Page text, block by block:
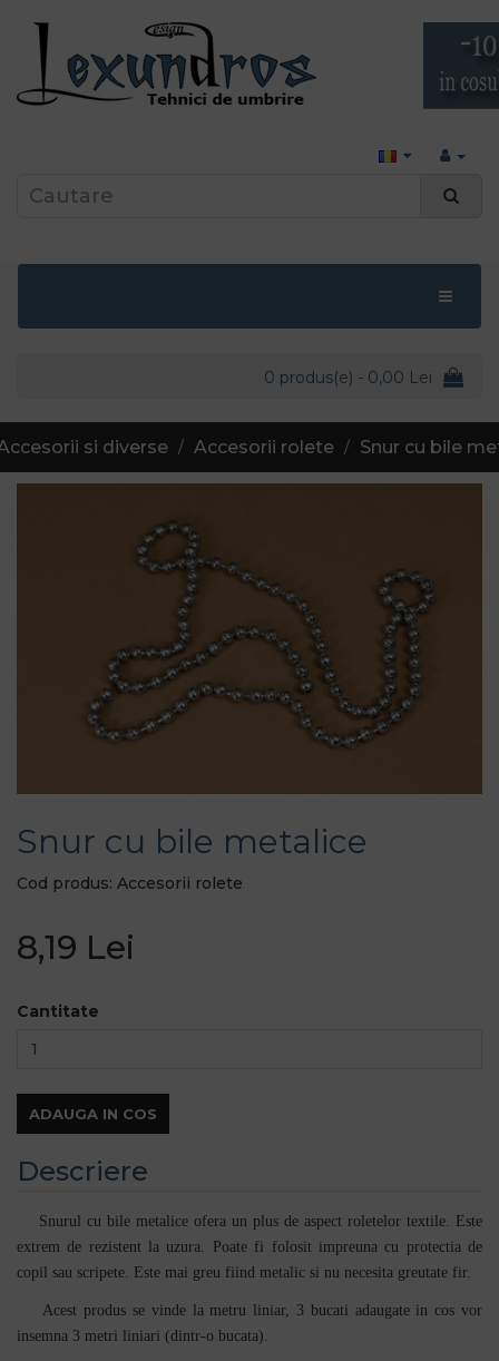
0 produs(e) - 0,00 Lei
si diverse Accesorii rolete Snur cu bile
Snur cu bile metalice
Cod produs: Accesorii rolete
8,19 Lei
Cantitate
ADAUGA IN COS
Descriere
Snurul cu bile metalice ofera un plus de aspect roletelor textile. Este
extrem de rezistent la uzura. Poate fi folosit impreuna cu protectia de
copil sau scripete. Este mai greu fiind metalic si nu necesita greutate fir.
Acest produs se vinde la metru liniar, 3 bucati adaugate in cos vor
insemna 3 metri liniari (dintr-o bucata).